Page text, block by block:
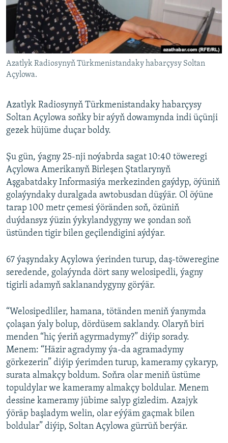
Azatlyk Radiosynyň Türkmenistandaky habarçysy Soltan
Açylowa.
Azatlyk Radiosynyň Türkmenistandaky habarçysy
Soltan Açylowa soňky bir aýyň dowamynda indi üçünji
gezek hüjüme duçar boldy.
Şu gün, ýagny 25-nji noýabrda sagat 10:40 töweregi
Açylowa Amerikanyň Birleşen Ştatlarynyň
Aşgabatdaky Informasiýa merkezinden gaýdyp, öýüniň
golaýyndaky duralgada awtobusdan düşýär. Ol öýüne
tarap 100 metr çemesi ýöränden soň, özüniň
duýdansyz ýüzin ýykylandygyny we şondan soň
üstünden tigir bilen geçilendigini aýdýar.
67 ýaşyndaky Açylowa ýerinden turup, daş-töweregine
seredende, golaýynda dört sany welosipedli, ýagny
tigirli adamyň saklanandygyny görýär.
“Welosipedliler, hamana, tötänden meniň ýanymda
çolaşan ýaly bolup, dördüsem saklandy. Olaryň biri
menden “hiç ýeriň agyrmadymy?” diýip sorady.
Menem: “Häzir agradymy ýa-da agramadymy
görkezerin” diýip ýerimden turup, kameramy çykaryp,
surata almakçy boldum. Soňra olar meniň üstüme
topuldylar we kameramy almakçy boldular. Menem
dessine kameramy jübime salyp gizledim. Azajyk
ýöräp başladym welin, olar eýýäm gaçmak bilen
boldular” diýip, Soltan Açylowa gürrüň berýär.